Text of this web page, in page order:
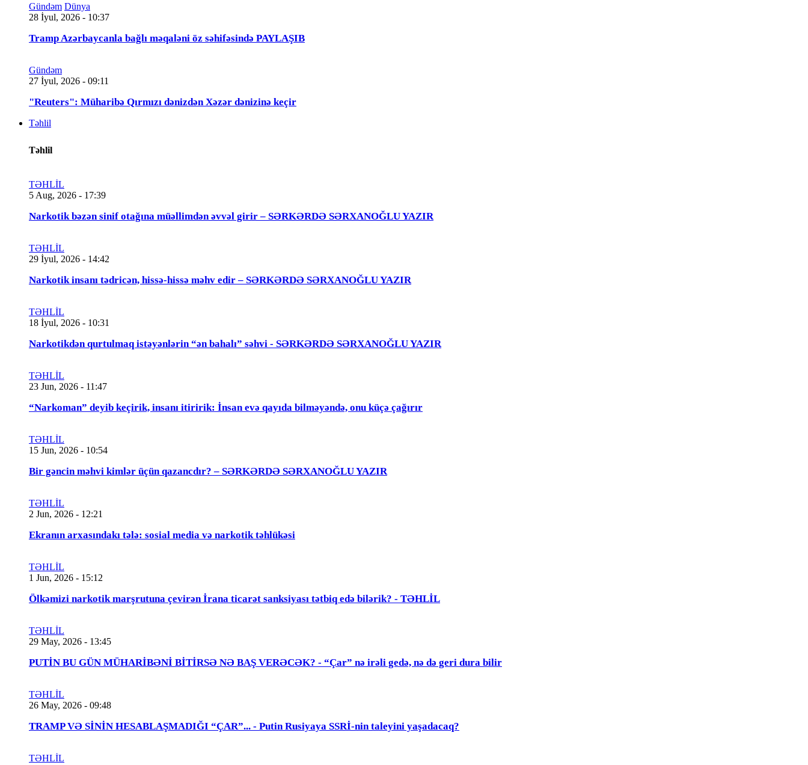
Gündəm Dünya
28 İyul, 2026 - 10:37
Tramp Azərbaycanla bağlı məqaləni öz səhifəsində PAYLAŞIB
Gündəm
27 İyul, 2026 - 09:11
"Reuters": Müharibə Qırmızı dənizdən Xəzər dənizinə keçir
Təhlil
Təhlil
TƏHLİL
5 Aug, 2026 - 17:39
Narkotik bəzən sinif otağına müəllimdən əvvəl girir – SƏRKƏRDƏ SƏRXANOĞLU YAZIR
TƏHLİL
29 İyul, 2026 - 14:42
Narkotik insanı tədricən, hissə-hissə məhv edir – SƏRKƏRDƏ SƏRXANOĞLU YAZIR
TƏHLİL
18 İyul, 2026 - 10:31
Narkotikdən qurtulmaq istəyənlərin “ən bahalı” səhvi - SƏRKƏRDƏ SƏRXANOĞLU YAZIR
TƏHLİL
23 Jun, 2026 - 11:47
“Narkoman” deyib keçirik, insanı itiririk: İnsan evə qayıda bilməyəndə, onu küçə çağırır
TƏHLİL
15 Jun, 2026 - 10:54
Bir gəncin məhvi kimlər üçün qazancdır? – SƏRKƏRDƏ SƏRXANOĞLU YAZIR
TƏHLİL
2 Jun, 2026 - 12:21
Ekranın arxasındakı tələ: sosial media və narkotik təhlükəsi
TƏHLİL
1 Jun, 2026 - 15:12
Ölkəmizi narkotik marşrutuna çevirən İrana ticarət sanksiyası tətbiq edə bilərik? - TƏHLİL
TƏHLİL
29 May, 2026 - 13:45
PUTİN BU GÜN MÜHARİBƏNİ BİTİRSƏ NƏ BAŞ VERƏCƏK? - “Çar” nə irəli gedə, nə də geri dura bilir
TƏHLİL
26 May, 2026 - 09:48
TRAMP VƏ SİNİN HESABLAŞMADIĞI “ÇAR”... - Putin Rusiyaya SSRİ-nin taleyini yaşadacaq?
TƏHLİL